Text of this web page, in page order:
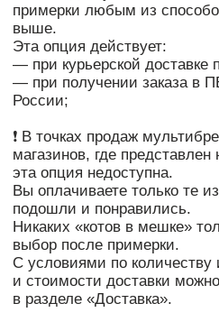
Яндекс Сплит— удобный способ
покупку в рассрочку, получая заказ
Как это работает:
Лимит на покупки — до 1 000 000 ₽
от условий Сплита).
При оплате списывается только